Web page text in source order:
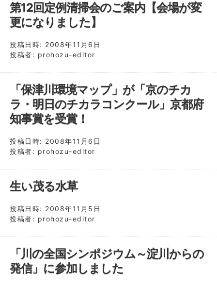
第12回定例清掃会のご案内【会場が変
更になりました】
投稿日時: 2008年11月6日
投稿者: prohozu-editor
「保津川環境マップ」が「京のチカ
ラ・明日のチカラコンクール」京都府
知事賞を受賞！
投稿日時: 2008年11月6日
投稿者: prohozu-editor
生い茂る水草
投稿日時: 2008年11月5日
投稿者: prohozu-editor
「川の全国シンポジウム～淀川からの
発信」に参加しました